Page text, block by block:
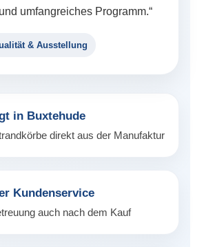
umfangreiches Programm.“
& Ausstellung
in Buxtehude
direkt aus der Manufaktur
Kundenservice
auch nach dem Kauf